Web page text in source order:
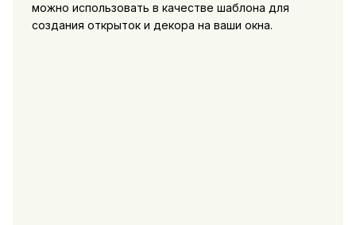
можно использовать в качестве шаблона для
создания открыток и декора на ваши окна.